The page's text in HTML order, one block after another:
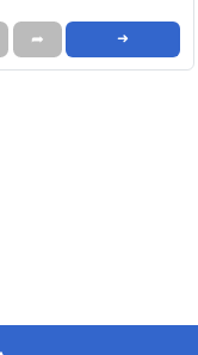
➦ ➜